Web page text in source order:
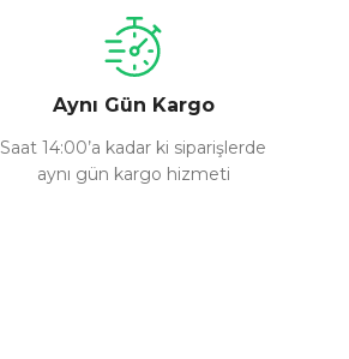
Aynı Gün Kargo
Saat 14:00’a kadar ki siparişlerde
aynı gün kargo hizmeti